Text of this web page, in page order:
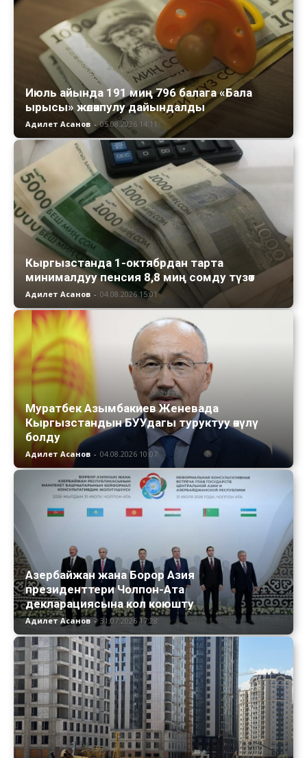
Июль айында 191 миң 796 балага «Бала
ырысы» жөлөкпулу дайындалды
Адилет Асанов - 05.08.2026 14:11
Кыргызстанда 1-октябрдан тарта
минималдуу пенсия 8,8 миң сомду түзөт
Адилет Асанов - 04.08.2026 15:01
Муратбек Азымбакиев Женевада
Кыргызстандын БУУдагы туруктуу өкүлү
болду
Адилет Асанов - 04.08.2026 10:07
Азербайжан жана Борор Азия
президенттери Чолпон-Ата
декларациясына кол коюшту
Адилет Асанов - 31.07.2026 17:28